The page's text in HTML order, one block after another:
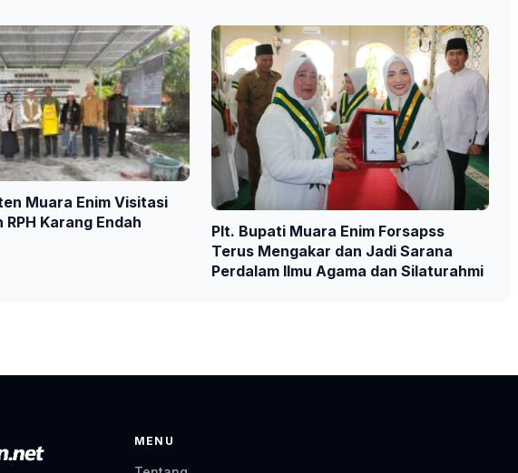
Muara Enim Visitasi
RPH Karang Endah
Plt. Bupati Muara Enim Forsapss
Terus Mengakar dan Jadi Sarana
Perdalam Ilmu Agama dan Silaturahmi
MENU